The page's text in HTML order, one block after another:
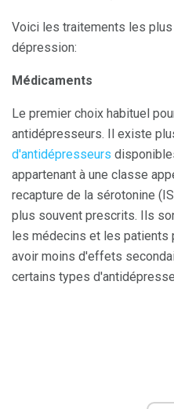
Voici les traitements les
dépression:
Médicaments
Le premier choix habituel
antidépresseurs. Il existe
d'antidépresseurs
appartenant à une classe
recapture de la sérotonine
plus souvent prescrits. Ils
les médecins et les patients
avoir moins d'effets
certains types